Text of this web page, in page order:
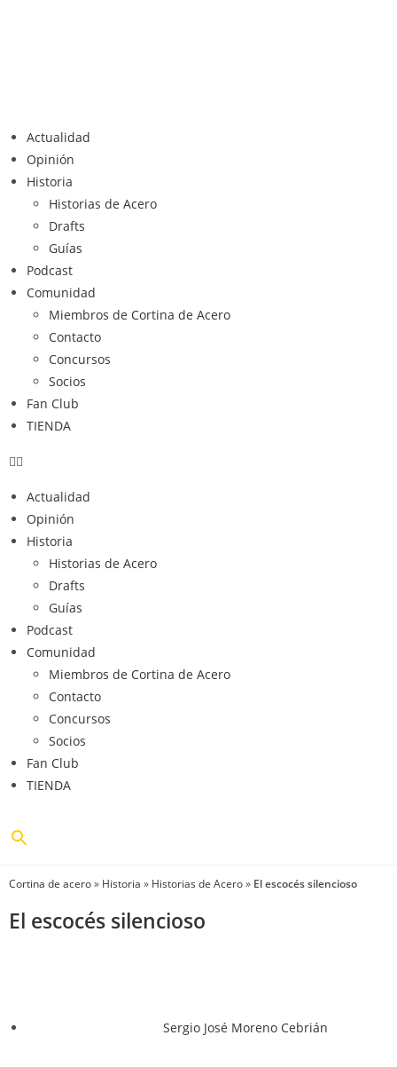
Actualidad
Opinión
Historia
Historias de Acero
Drafts
Guías
Podcast
Comunidad
Miembros de Cortina de Acero
Contacto
Concursos
Socios
Fan Club
TIENDA
Actualidad
Opinión
Historia
Historias de Acero
Drafts
Guías
Podcast
Comunidad
Miembros de Cortina de Acero
Contacto
Concursos
Socios
Fan Club
TIENDA
Cortina de acero» Historia » Historias de Acero» El escocés silencioso
El escocés silencioso
Sergio José Moreno Cebrián